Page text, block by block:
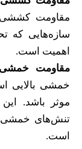
مقاومت کششی
سازه‌هایی که
اهمیت است.
مقاومت خمشی
خمشی بالایی
موثر باشد.
تنش‌های خمشی
است.